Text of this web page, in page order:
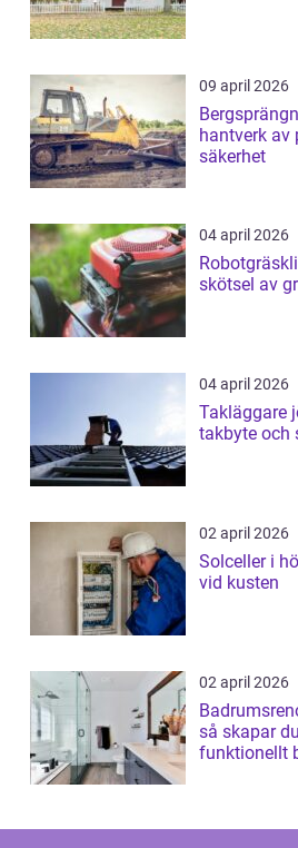
09 april 2026
hantverk av
säkerhet
04 april 2026
skötsel av
04 april 2026
Takläggare
takbyte och
02 april 2026
Solceller i höganäs
vid kusten
02 april 2026
så skapar
funktionellt